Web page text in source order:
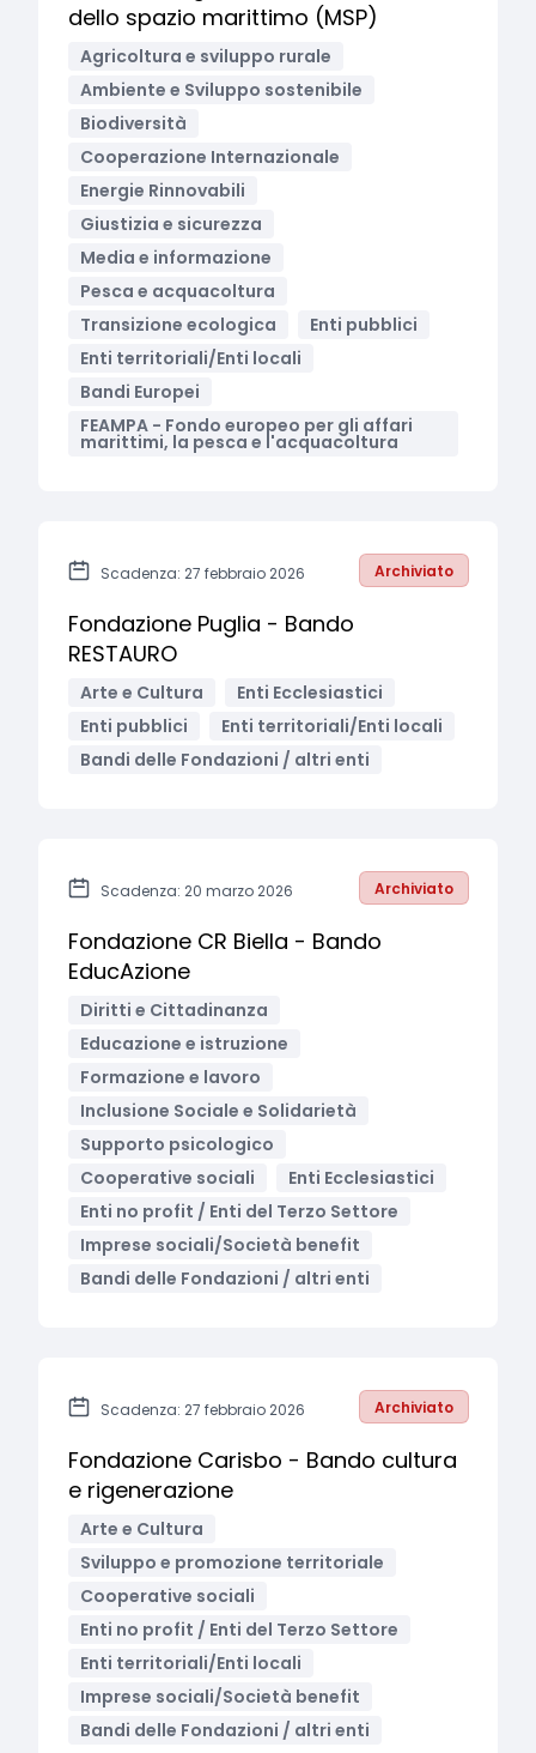
dello spazio marittimo (MSP)
Agricoltura e sviluppo rurale
Ambiente e Sviluppo sostenibile
Biodiversità
Cooperazione Internazionale
Energie Rinnovabili
Giustizia e sicurezza
Media e informazione
Pesca e acquacoltura
Transizione ecologica
Enti pubblici
Enti territoriali/Enti locali
Bandi Europei
FEAMPA - Fondo europeo per gli affari
marittimi, la pesca e l'acquacoltura
Scadenza: 27 febbraio 2026 Archiviato
Fondazione Puglia - Bando
RESTAURO
Arte e Cultura
Enti Ecclesiastici
Enti pubblici
Enti territoriali/Enti locali
Bandi delle Fondazioni / altri enti
Scadenza: 20 marzo 2026 Archiviato
Fondazione CR Biella - Bando
EducAzione
Diritti e Cittadinanza
Educazione e istruzione
Formazione e lavoro
Inclusione Sociale e Solidarietà
Supporto psicologico
Cooperative sociali
Enti Ecclesiastici
Enti no profit / Enti del Terzo Settore
Imprese sociali/Società benefit
Bandi delle Fondazioni / altri enti
Scadenza: 27 febbraio 2026 Archiviato
Fondazione Carisbo - Bando cultura
e rigenerazione
Arte e Cultura
Sviluppo e promozione territoriale
Cooperative sociali
Enti no profit / Enti del Terzo Settore
Enti territoriali/Enti locali
Imprese sociali/Società benefit
Bandi delle Fondazioni / altri enti